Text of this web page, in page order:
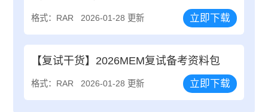
格式：RAR 2026-01-28 更新 立即下载
【复试干货】2026MEM复试备考资料包
格式：RAR 2026-01-28 更新 立即下载